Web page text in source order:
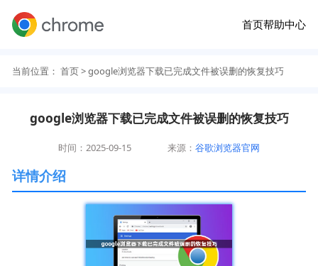
首页帮助中心
当前位置： 首页> google浏览器下载已完成文件被误删的恢复技巧
google浏览器下载已完成文件被误删的恢复技巧
时间：2025-09-15 来源：谷歌浏览器官网
详情介绍